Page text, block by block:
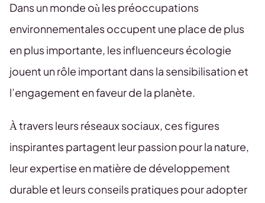
Dans un monde où les préoccupations
environnementales occupent une place de plus
en plus importante, les influenceurs écologie
jouent un rôle important dans la sensibilisation et
l’engagement en faveur de la planète.
À travers leurs réseaux sociaux, ces figures
inspirantes partagent leur passion pour la nature,
leur expertise en matière de développement
durable et leurs conseils pratiques pour adopter